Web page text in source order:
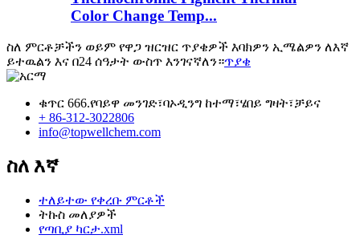
Color Change Temp...
ስለ ምርቶቻችን ወይም የዋጋ ዝርዝር ጥያቄዎች እባክዎን ኢሜልዎን ለእኛ
ይተዉልን እና በ24 ሰዓታት ውስጥ እንገናኛለን።ጥያቄ
ቁጥር 666.የባይዋ መንገድ፣ባኦዲንግ ከተማ፣ሄበይ ግዛት፣ቻይና
+ 86-312-3022806
info@topwellchem.com
ስለ እኛ
ተለይተው የቀረቡ ምርቶች
ትኩስ መለያዎች
የጣቢያ ካርታ.xml